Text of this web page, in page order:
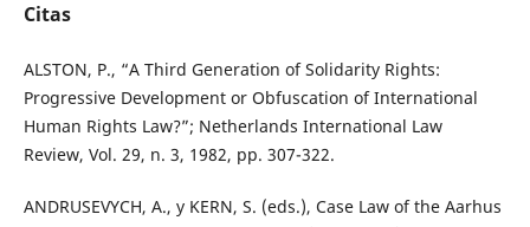
Citas
ALSTON, P., “A Third Generation of Solidarity Rights:
Progressive Development or Obfuscation of International
Human Rights Law?”; Netherlands International Law
Review, Vol. 29, n. 3, 1982, pp. 307-322.
ANDRUSEVYCH, A., y KERN, S. (eds.), Case Law of the Aarhus